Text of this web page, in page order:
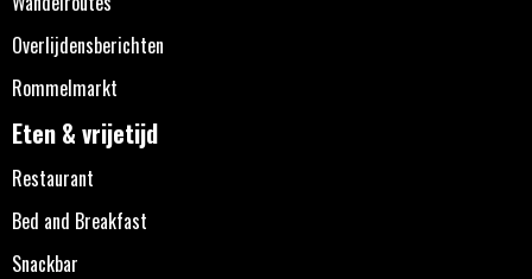
Overlijdensberichten
Rommelmarkt
Eten & vrijetijd
Restaurant
Bed and Breakfast
Snackbar